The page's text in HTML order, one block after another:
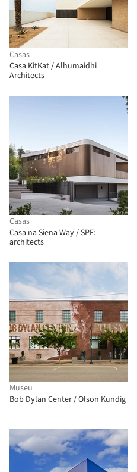
Casas
Casa KitKat / Alhumaidhi
Architects
Casas
Casa na Siena Way / SPF:
architects
Museu
Bob Dylan Center / Olson Kundig